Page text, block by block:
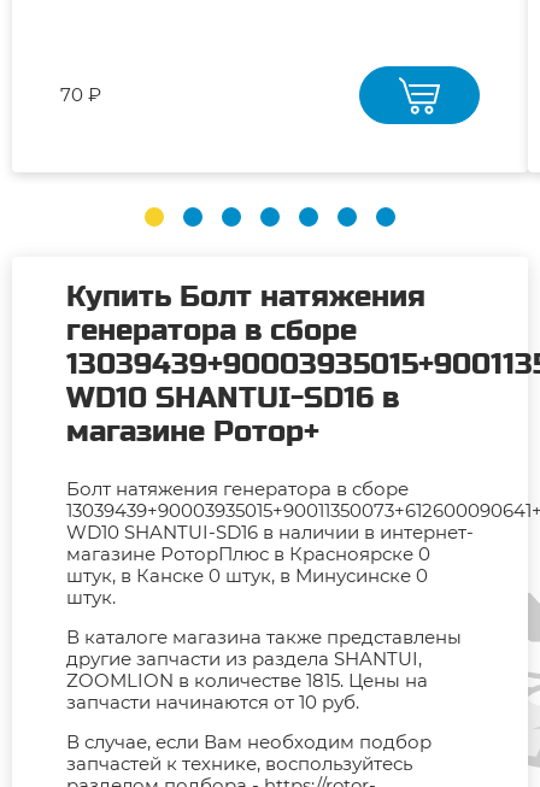
70 ₽
Купить Болт натяжения
генератора в сборе
WD10 SHANTUI-SD16 в
магазине Ротор+
Болт натяжения генератора в сборе
WD10 SHANTUI-SD16 в наличии в интернет-
магазине РоторПлюс в Красноярске 0
штук, в Канске 0 штук, в Минусинске 0
штук.
В каталоге магазина также представлены
другие запчасти из раздела SHANTUI,
ZOOMLION в количестве 1815. Цены на
запчасти начинаются от 10 руб.
В случае, если Вам необходим подбор
запчастей к технике, воспользуйтесь